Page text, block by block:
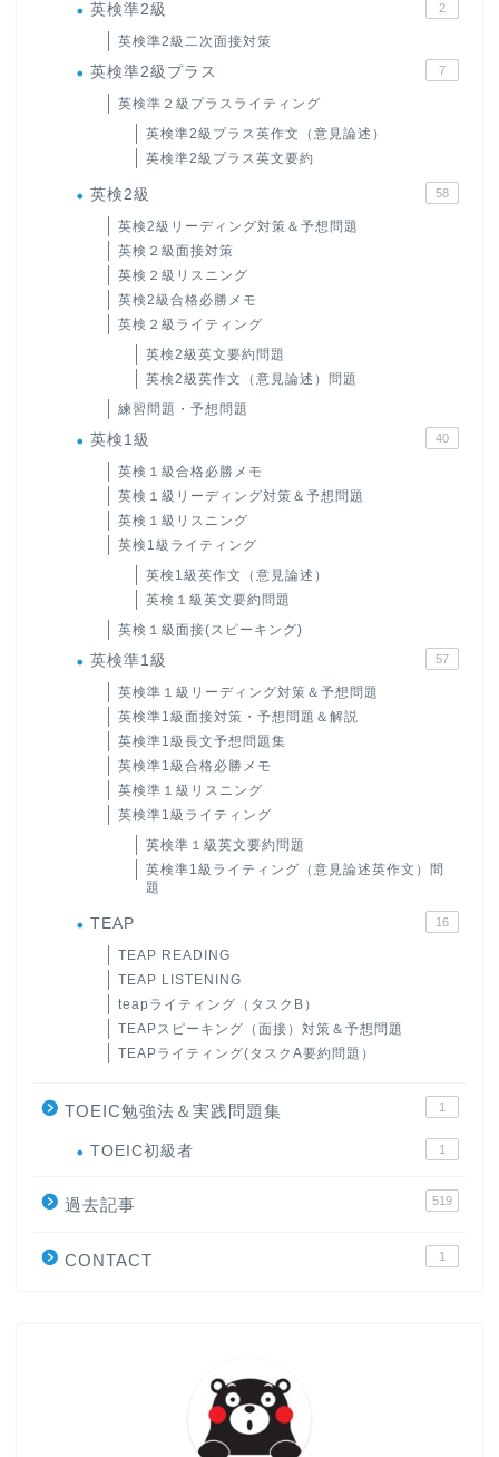
英検準2級 2
英検準2級二次面接対策
英検準2級プラス 7
英検準２級プラスライティング
英検準2級プラス英作文（意見論述）
英検準2級プラス英文要約
英検2級 58
英検2級リーディング対策＆予想問題
英検２級面接対策
英検２級リスニング
英検2級合格必勝メモ
英検２級ライティング
英検2級英文要約問題
英検2級英作文（意見論述）問題
練習問題・予想問題
英検1級 40
英検１級合格必勝メモ
英検１級リーディング対策＆予想問題
英検１級リスニング
英検1級ライティング
英検1級英作文（意見論述）
英検１級英文要約問題
英検１級面接(スピーキング)
英検準1級 57
英検準１級リーディング対策＆予想問題
英検準1級面接対策・予想問題＆解説
英検準1級長文予想問題集
英検準1級合格必勝メモ
英検準１級リスニング
英検準1級ライティング
英検準１級英文要約問題
英検準1級ライティング（意見論述英作文）問
題
TEAP 16
TEAP READING
TEAP LISTENING
teapライティング（タスクB）
TEAPスピーキング（面接）対策＆予想問題
TEAPライティング(タスクA要約問題）
TOEIC勉強法＆実践問題集 1
TOEIC初級者 1
過去記事 519
CONTACT 1
大学入試英語対策講座
英語名言・格言・カッコい